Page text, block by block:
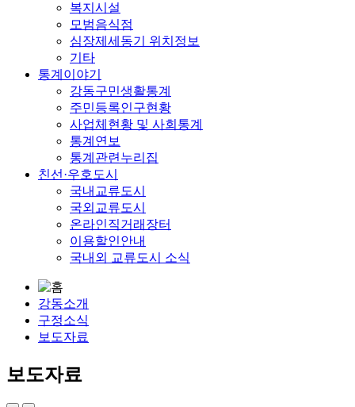
복지시설
모범음식점
심장제세동기 위치정보
기타
통계이야기
강동구민생활통계
주민등록인구현황
사업체현황 및 사회통계
통계연보
통계관련누리집
친선·우호도시
국내교류도시
국외교류도시
온라인직거래장터
이용할인안내
국내외 교류도시 소식
강동소개
구정소식
보도자료
보도자료